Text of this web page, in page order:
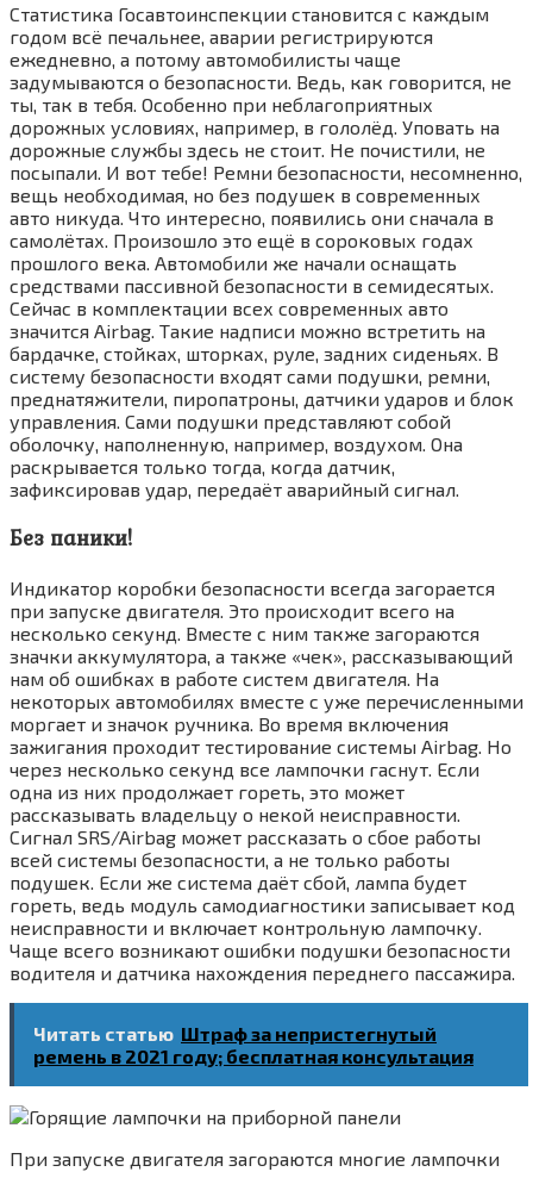
Статистика Госавтоинспекции становится с каждым
годом всё печальнее, аварии регистрируются
ежедневно, а потому автомобилисты чаще
задумываются о безопасности. Ведь, как говорится, не
ты, так в тебя. Особенно при неблагоприятных
дорожных условиях, например, в гололёд. Уповать на
дорожные службы здесь не стоит. Не почистили, не
посыпали. И вот тебе! Ремни безопасности, несомненно,
вещь необходимая, но без подушек в современных
авто никуда. Что интересно, появились они сначала в
самолётах. Произошло это ещё в сороковых годах
прошлого века. Автомобили же начали оснащать
средствами пассивной безопасности в семидесятых.
Сейчас в комплектации всех современных авто
значится Airbag. Такие надписи можно встретить на
бардачке, стойках, шторках, руле, задних сиденьях. В
систему безопасности входят сами подушки, ремни,
преднатяжители, пиропатроны, датчики ударов и блок
управления. Сами подушки представляют собой
оболочку, наполненную, например, воздухом. Она
раскрывается только тогда, когда датчик,
зафиксировав удар, передаёт аварийный сигнал.
Без паники!
Индикатор коробки безопасности всегда загорается
при запуске двигателя. Это происходит всего на
несколько секунд. Вместе с ним также загораются
значки аккумулятора, а также «чек», рассказывающий
нам об ошибках в работе систем двигателя. На
некоторых автомобилях вместе с уже перечисленными
моргает и значок ручника. Во время включения
зажигания проходит тестирование системы Airbag. Но
через несколько секунд все лампочки гаснут. Если
одна из них продолжает гореть, это может
рассказывать владельцу о некой неисправности.
Сигнал SRS/Airbag может рассказать о сбое работы
всей системы безопасности, а не только работы
подушек. Если же система даёт сбой, лампа будет
гореть, ведь модуль самодиагностики записывает код
неисправности и включает контрольную лампочку.
Чаще всего возникают ошибки подушки безопасности
водителя и датчика нахождения переднего пассажира.
Читать статью Штраф за непристегнутый
ремень в 2021 году; бесплатная консультация
При запуске двигателя загораются многие лампочки